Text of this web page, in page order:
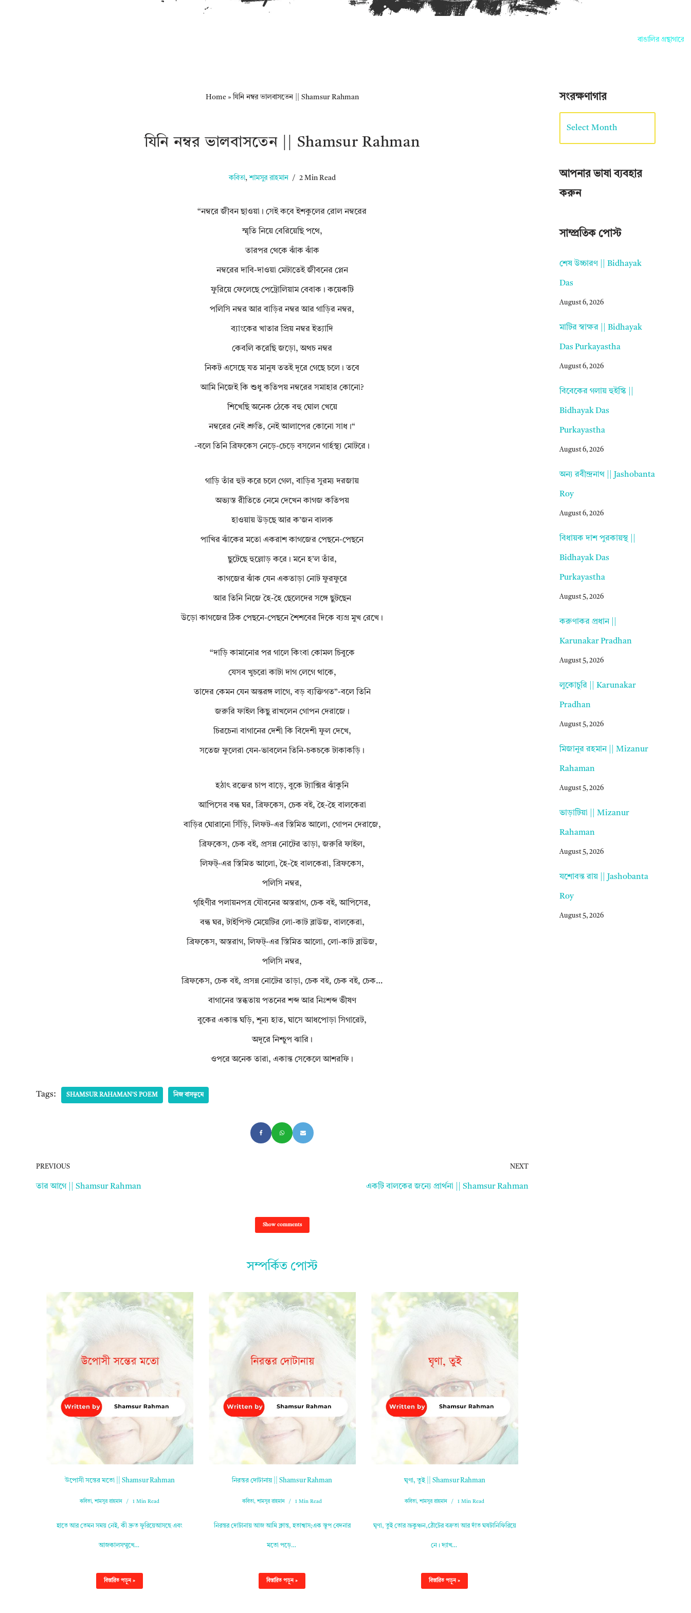
বাঙালির গ্রন্থাগারে
Home»যিনি নম্বর ভালবাসতেন || Shamsur Rahman
যিনি নম্বর ভালবাসতেন || Shamsur Rahman
কবিতা,শামসুর রাহমান 2 Min Read
“নম্বরে জীবন ছাওয়া। সেই কবে ইশকুলের রোল নম্বরের
স্মৃতি নিয়ে বেরিয়েছি পথে,
তারপর থেকে ঝাঁক ঝাঁক
নম্বরের দাবি-দাওয়া মেটাতেই জীবনের প্লেন
ফুরিয়ে ফেলেছে পেট্রোলিয়াম বেবাক। কয়েকটি
পলিসি নম্বর আর বাড়ির নম্বর আর গাড়ির নম্বর,
ব্যাংকের খাতার প্রিয় নম্বর ইত্যাদি
কেবলি করেছি জড়ো, অথচ নম্বর
নিকট এসেছে যত মানুষ ততই দূরে গেছে চলে। তবে
আমি নিজেই কি শুধু কতিপয় নম্বরের সমাহার কোনো?
শিখেছি অনেক ঠেকে বহু ঘোল খেয়ে
নম্বরের নেই শ্রুতি, নেই আলাপের কোনো সাধ।“
-বলে তিনি ব্রিফকেস নেড়ে-চেড়ে বসলেন গার্হস্থ্য মোটরে।
গাড়ি তাঁর হুট করে চলে গেল, বাড়ির সুরম্য দরজায়
অভ্যস্ত রীতিতে নেমে দেখেন কাগজ কতিপয়
হাওয়ায় উড়ছে আর ক’জন বালক
পাখির ঝাঁকের মতো একরাশ কাগজের পেছনে-পেছনে
ছুটেছে হুল্লোড় করে। মনে হ’ল তাঁর,
কাগজের ঝাঁক যেন একতাড়া নোট ফুরফুরে
আর তিনি নিজে হৈ-হৈ ছেলেদের সঙ্গে ছুটছেন
উড়ো কাগজের ঠিক পেছনে-পেছনে শৈশবের দিকে ব্যগ্র মুখ রেখে।
“দাড়ি কামানোর পর গালে কিংবা কোমল চিবুকে
যেসব খুচরো কাটা দাগ লেগে থাকে,
তাদের কেমন যেন অন্তরঙ্গ লাগে, বড় ব্যক্তিগত”-বলে তিনি
জরুরি ফাইল কিছু রাখলেন গোপন দেরাজে।
চিরচেনা বাগানের দেশী কি বিদেশী ফুল দেখে,
সতেজ ফুলেরা যেন-ভাবলেন তিনি-চকচকে টাকাকড়ি।
হঠাৎ রক্তের চাপ বাড়ে, বুকে ট্যাক্সির ঝাঁকুনি
আপিসের বন্ধ ঘর, ব্রিফকেস, চেক বই, হৈ-হৈ বালকেরা
বাড়ির ঘোরানো সিঁড়ি, লিফট-এর স্তিমিত আলো, গোপন দেরাজে,
ব্রিফকেস, চেক বই, প্রসন্ন নোটের তাড়া, জরুরি ফাইল,
লিফট্‌-এর স্তিমিত আলো, হৈ-হৈ বালকেরা, ব্রিফকেস,
পলিসি নম্বর,
গৃহিণীর পলায়নপত্র যৌবনের অস্তরাগ, চেক বই, আপিসের,
বন্ধ ঘর, টাইপিস্ট মেয়েটির লো-কাট ব্লাউজ, বালকেরা,
ব্রিফকেস, অস্তরাগ, লিফট্‌-এর স্তিমিত আলো, লো-কাট ব্লাউজ,
পলিসি নম্বর,
ব্রিফকেস, চেক বই, প্রসন্ন নোটের তাড়া, চেক বই, চেক বই, চেক…
বাগানের স্তব্ধতায় পতনের শব্দ আর নিঃশব্দ ভীষণ
বুকের একান্ত ঘড়ি, শূন্য হাত, ঘাসে আধপোড়া সিগারেট,
অদূরে নিশ্চুপ ঝারি।
ওপরে অনেক তারা, একান্ত সেকেলে আশরফি।
Tags: SHAMSUR RAHAMAN'S POEM নিজ বাসভূমে
PREVIOUS
তার আগে || Shamsur Rahman
NEXT
একটি বালকের জন্যে প্রার্থনা || Shamsur Rahman
Show comments
সম্পর্কিত পোস্ট
উপোসী সন্তের মতো || Shamsur Rahman
কবিতা,শামসুর রাহমান 1 Min Read
হাতে আর তেমন সময় নেই, কী দ্রুত ফুরিয়েআসছে এবং
আজকালসম্মুখে…
বিস্তারিত পড়ুন »
নিরন্তর দোটানায় || Shamsur Rahman
কবিতা,শামসুর রাহমান 1 Min Read
নিরন্তর দোটানায় আজ আমি ক্লান্ত, হতাশ্বাস;এক স্তূপ বেদনার
মতো পড়ে…
বিস্তারিত পড়ুন »
ঘৃণা, তুই || Shamsur Rahman
কবিতা,শামসুর রাহমান 1 Min Read
ঘৃণা, তুই তোর ভ্রূকুঞ্চন,ঠোঁটের বক্রতা আর দাঁত ঘষটানিফিরিয়ে
নে। দ্যাখ…
বিস্তারিত পড়ুন »
সংরক্ষণাগার
আপনার ভাষা ব্যবহার
করুন
সাম্প্রতিক পোস্ট
শেষ উচ্চারণ || Bidhayak
Das
August 6, 2026
মাটির স্বাক্ষর || Bidhayak
Das Purkayastha
August 6, 2026
বিবেকের গলায় হুইস্কি ||
Bidhayak Das
Purkayastha
August 6, 2026
অন্য রবীন্দ্রনাথ || Jashobanta
Roy
August 6, 2026
বিধায়ক দাশ পুরকায়স্থ ||
Bidhayak Das
Purkayastha
August 5, 2026
করুণাকর প্রধান ||
Karunakar Pradhan
August 5, 2026
লুকোচুরি || Karunakar
Pradhan
August 5, 2026
মিজানুর রহমান || Mizanur
Rahaman
August 5, 2026
ভাড়াটিয়া || Mizanur
Rahaman
August 5, 2026
যশোবন্ত রায় || Jashobanta
Roy
August 5, 2026